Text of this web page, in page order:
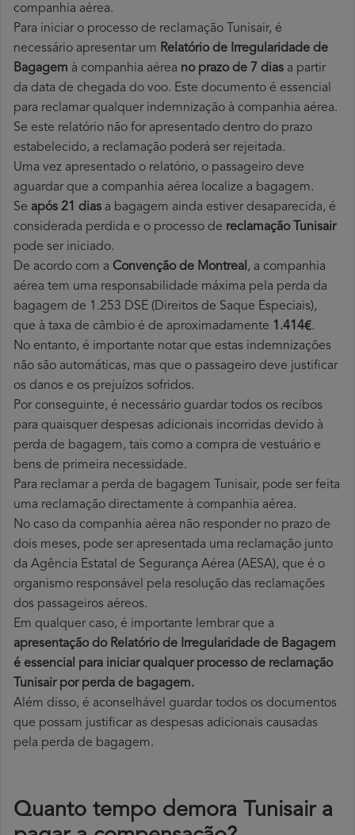
companhia aérea.
Para iniciar o processo de reclamação Tunisair, é
necessário apresentar um Relatório de Irregularidade de
Bagagem à companhia aérea no prazo de 7 dias a partir
da data de chegada do voo. Este documento é essencial
para reclamar qualquer indemnização à companhia aérea.
Se este relatório não for apresentado dentro do prazo
estabelecido, a reclamação poderá ser rejeitada.
Uma vez apresentado o relatório, o passageiro deve
aguardar que a companhia aérea localize a bagagem.
Se após 21 dias a bagagem ainda estiver desaparecida, é
considerada perdida e o processo de reclamação Tunisair
pode ser iniciado.
De acordo com a Convenção de Montreal, a companhia
aérea tem uma responsabilidade máxima pela perda da
bagagem de 1.253 DSE (Direitos de Saque Especiais),
que à taxa de câmbio é de aproximadamente 1.414€.
No entanto, é importante notar que estas indemnizações
não são automáticas, mas que o passageiro deve justificar
os danos e os prejuízos sofridos.
Por conseguinte, é necessário guardar todos os recibos
para quaisquer despesas adicionais incorridas devido à
perda de bagagem, tais como a compra de vestuário e
bens de primeira necessidade.
Para reclamar a perda de bagagem Tunisair, pode ser feita
uma reclamação directamente à companhia aérea.
No caso da companhia aérea não responder no prazo de
dois meses, pode ser apresentada uma reclamação junto
da Agência Estatal de Segurança Aérea (AESA), que é o
organismo responsável pela resolução das reclamações
dos passageiros aéreos.
Em qualquer caso, é importante lembrar que a
apresentação do Relatório de Irregularidade de Bagagem
é essencial para iniciar qualquer processo de reclamação
Tunisair por perda de bagagem.
Além disso, é aconselhável guardar todos os documentos
que possam justificar as despesas adicionais causadas
pela perda de bagagem.
Quanto tempo demora Tunisair a